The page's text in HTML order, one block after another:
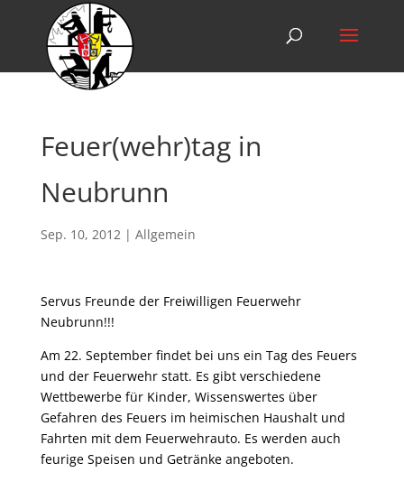
Feuer(wehr)tag in
Neubrunn
Sep. 10, 2012| Allgemein
Servus Freunde der Freiwilligen Feuerwehr
Neubrunn!!!
Am 22. September findet bei uns ein Tag des Feuers
und der Feuerwehr statt. Es gibt verschiedene
Wettbewerbe für Kinder, Wissenswertes über
Gefahren des Feuers im heimischen Haushalt und
Fahrten mit dem Feuerwehrauto. Es werden auch
feurige Speisen und Getränke angeboten.